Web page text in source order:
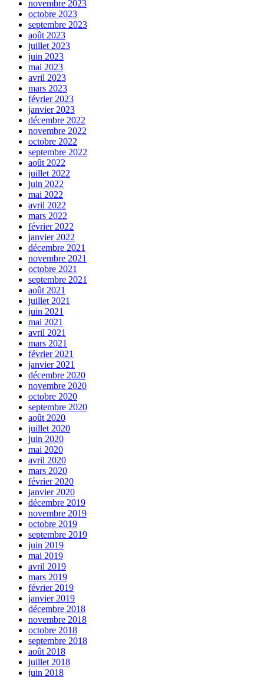
novembre 2023
octobre 2023
septembre 2023
août 2023
juillet 2023
juin 2023
mai 2023
avril 2023
mars 2023
février 2023
janvier 2023
décembre 2022
novembre 2022
octobre 2022
septembre 2022
août 2022
juillet 2022
juin 2022
mai 2022
avril 2022
mars 2022
février 2022
janvier 2022
décembre 2021
novembre 2021
octobre 2021
septembre 2021
août 2021
juillet 2021
juin 2021
mai 2021
avril 2021
mars 2021
février 2021
janvier 2021
décembre 2020
novembre 2020
octobre 2020
septembre 2020
août 2020
juillet 2020
juin 2020
mai 2020
avril 2020
mars 2020
février 2020
janvier 2020
décembre 2019
novembre 2019
octobre 2019
septembre 2019
juin 2019
mai 2019
avril 2019
mars 2019
février 2019
janvier 2019
décembre 2018
novembre 2018
octobre 2018
septembre 2018
août 2018
juillet 2018
juin 2018